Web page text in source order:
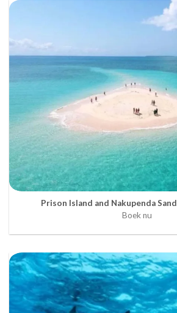
Prison Island and Nakupenda
Boek nu